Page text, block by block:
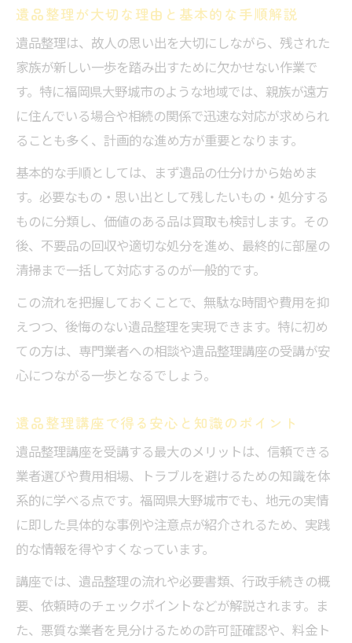
遺品整理講座が解消する不安と疑問点とは
福岡県大野城市で信頼できる遺品整理の見
極め方
遺品整理講座の内容と実際の活用事例紹介
遺品整理の安心材料と口コミ活用の重要性
失敗しない遺品整理の進め方と費用の目安
遺品整理の費用目安と安心価格の見分け方
遺品整理で後悔しないためのポイント解説
福岡県大野城市の遺品整理費用の基礎知識
遺品整理の見積り内容と追加費用の注意点
福岡県大野城市ならではの遺品整理事情
遺品整理 福岡で注目の地域密着サービスと
は
地域特性を踏まえた遺品整理の進め方のコ
ツ
遺品整理と地元サポート体制の活用法
遺品整理士が語る大野城市の対応事例
講座を通じて身につく遺品整理のコツ
遺品整理講座で得られる整理術と実践例
遺品整理の分別や仕分けの具体的なコツ紹
介
遺品整理 講座受講者が実感した安心ポイン
遺品整理が大切な理由と基本的な手順解説
遺品整理は、故人の思い出を大切にしながら、残された
家族が新しい一歩を踏み出すために欠かせない作業で
す。特に福岡県大野城市のような地域では、親族が遠方
に住んでいる場合や相続の関係で迅速な対応が求められ
ることも多く、計画的な進め方が重要となります。
基本的な手順としては、まず遺品の仕分けから始めま
す。必要なもの・思い出として残したいもの・処分する
ものに分類し、価値のある品は買取も検討します。その
後、不要品の回収や適切な処分を進め、最終的に部屋の
清掃まで一括して対応するのが一般的です。
この流れを把握しておくことで、無駄な時間や費用を抑
えつつ、後悔のない遺品整理を実現できます。特に初め
ての方は、専門業者への相談や遺品整理講座の受講が安
心につながる一歩となるでしょう。
遺品整理講座で得る安心と知識のポイント
遺品整理講座を受講する最大のメリットは、信頼できる
業者選びや費用相場、トラブルを避けるための知識を体
系的に学べる点です。福岡県大野城市でも、地元の実情
に即した具体的な事例や注意点が紹介されるため、実践
的な情報を得やすくなっています。
講座では、遺品整理の流れや必要書類、行政手続きの概
要、依頼時のチェックポイントなどが解説されます。ま
た、悪質な業者を見分けるための許可証確認や、料金ト